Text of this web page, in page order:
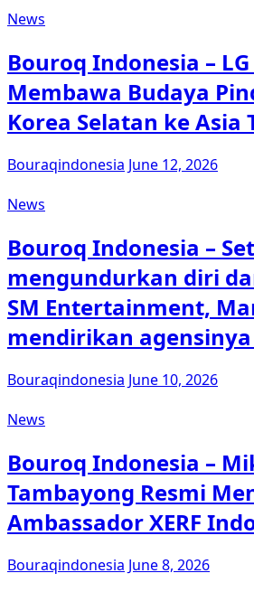
News
Bouroq Indonesia –
Membawa Budaya
Korea Selatan ke Asia
Bouraqindonesia June 12, 2026
News
Bouroq Indonesia –
mengundurkan diri
SM Entertainment,
mendirikan
Bouraqindonesia June 10, 2026
News
Bouroq Indonesia –
Tambayong Resmi
Ambassador XERF
Bouraqindonesia June 8, 2026